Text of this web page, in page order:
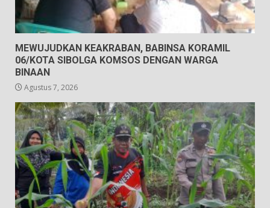
MEWUJUDKAN KEAKRABAN, BABINSA KORAMIL
06/KOTA SIBOLGA KOMSOS DENGAN WARGA
BINAAN
Agustus 7, 2026